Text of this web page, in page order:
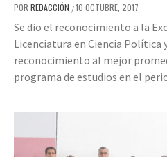
POR REDACCIÓN /10 OCTUBRE, 2017
Se dio el reconocimiento a la
Licenciatura en Ciencia Política
reconocimiento al mejor
programa de estudios en el